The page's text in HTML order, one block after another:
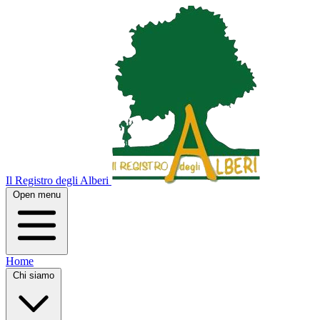
Il Registro degli Alberi
Open menu
Home
Chi siamo